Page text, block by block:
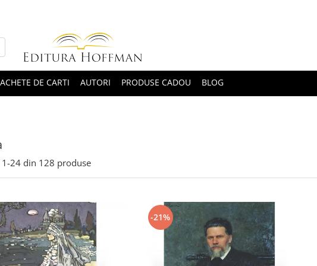
DE CARTI AUTORI PRODUSE CADOU BLOG
1-24 din 128 produse
-21%